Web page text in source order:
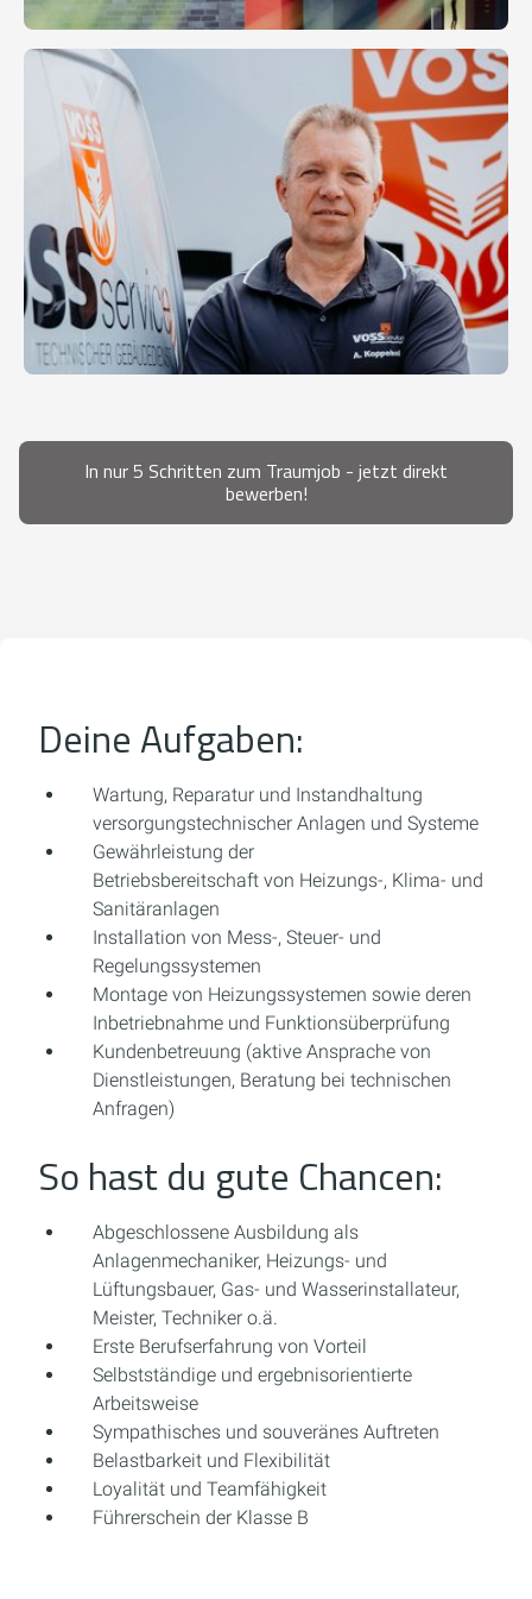
In nur 5 Schritten zum Traumjob - jetzt direkt
bewerben!
Deine Aufgaben:
Wartung, Reparatur und Instandhaltung
versorgungstechnischer Anlagen und Systeme
Gewährleistung der
Betriebsbereitschaft von Heizungs-, Klima- und
Sanitäranlagen
Installation von Mess-, Steuer- und
Regelungssystemen
Montage von Heizungssystemen sowie deren
Inbetriebnahme und Funktionsüberprüfung
Kundenbetreuung (aktive Ansprache von
Dienstleistungen, Beratung bei technischen
Anfragen)
So hast du gute Chancen:
Abgeschlossene Ausbildung als
Anlagenmechaniker, Heizungs- und
Lüftungsbauer, Gas- und Wasserinstallateur,
Meister, Techniker o.ä.
Erste Berufserfahrung von Vorteil
Selbstständige und ergebnisorientierte
Arbeitsweise
Sympathisches und souveränes Auftreten
Belastbarkeit und Flexibilität
Loyalität und Teamfähigkeit
Führerschein der Klasse B